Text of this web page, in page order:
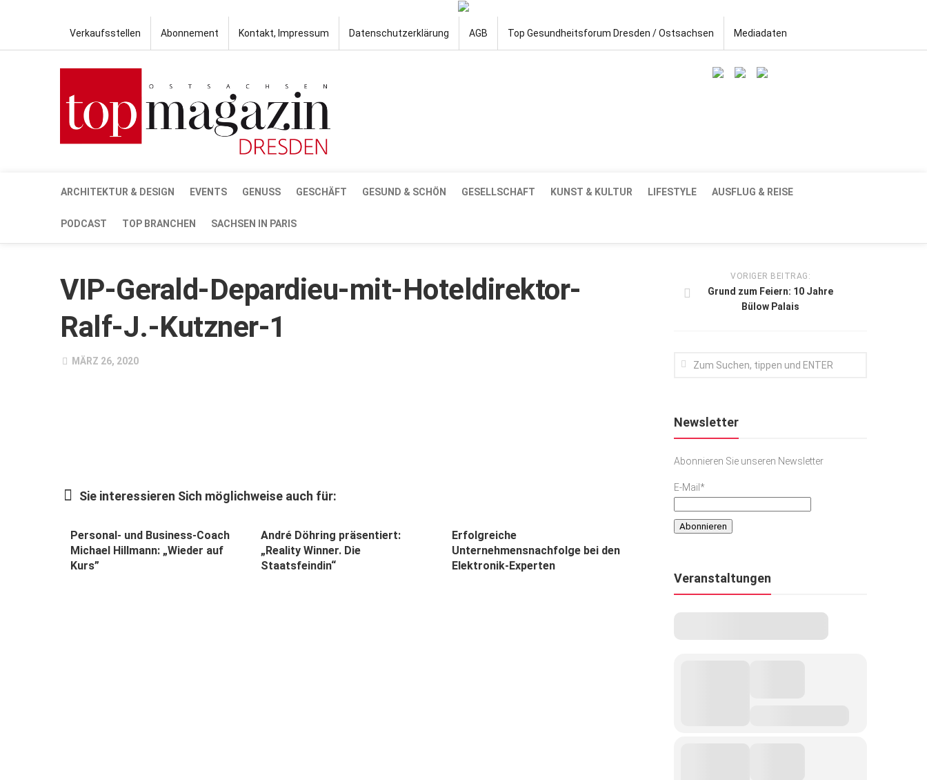
Verkaufsstellen Abonnement Kontakt, Impressum Datenschutzerklärung AGB Top Gesundheitsforum Dresden / Ostsachsen Mediadaten
ARCHITEKTUR & DESIGN EVENTS GENUSS GESCHÄFT GESUND & SCHÖN GESELLSCHAFT KUNST & KULTUR LIFESTYLE AUSFLUG & REISE
PODCAST TOP BRANCHEN SACHSEN IN PARIS
VIP-Gerald-Depardieu-mit-Hoteldirektor-
Ralf-J.-Kutzner-1
MÄRZ 26, 2020
Sie interessieren Sich möglichweise auch für:
Personal- und Business-Coach
Michael Hillmann: „Wieder auf
Kurs”
André Döhring präsentiert:
„Reality Winner. Die
Staatsfeindin“
Erfolgreiche
Unternehmensnachfolge bei den
Elektronik-Experten
VORIGER BEITRAG:
Grund zum Feiern: 10 Jahre
Bülow Palais
Newsletter
Abonnieren Sie unseren Newsletter
E-Mail*
Veranstaltungen